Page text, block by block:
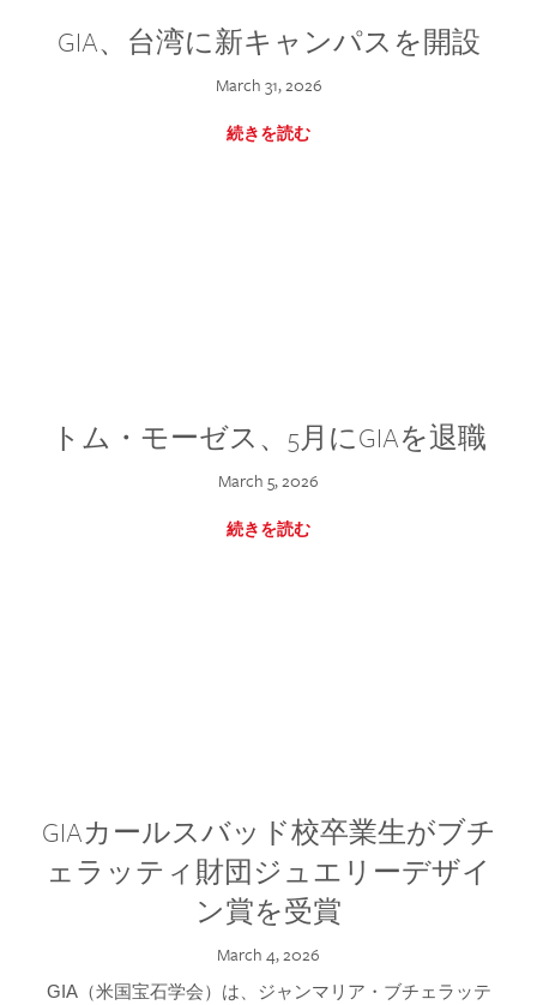
GIA、台湾に新キャンパスを開設
March 31, 2026
続きを読む
トム・モーゼス、5月にGIAを退職
March 5, 2026
続きを読む
GIAカールスバッド校卒業生がブチ
ェラッティ財団ジュエリーデザイ
ン賞を受賞
March 4, 2026
GIA（米国宝石学会）は、ジャンマリア・ブチェラッテ